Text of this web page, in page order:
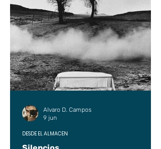
DESDE EL ALMACÉN
Alvaro D. Campos
9 jun